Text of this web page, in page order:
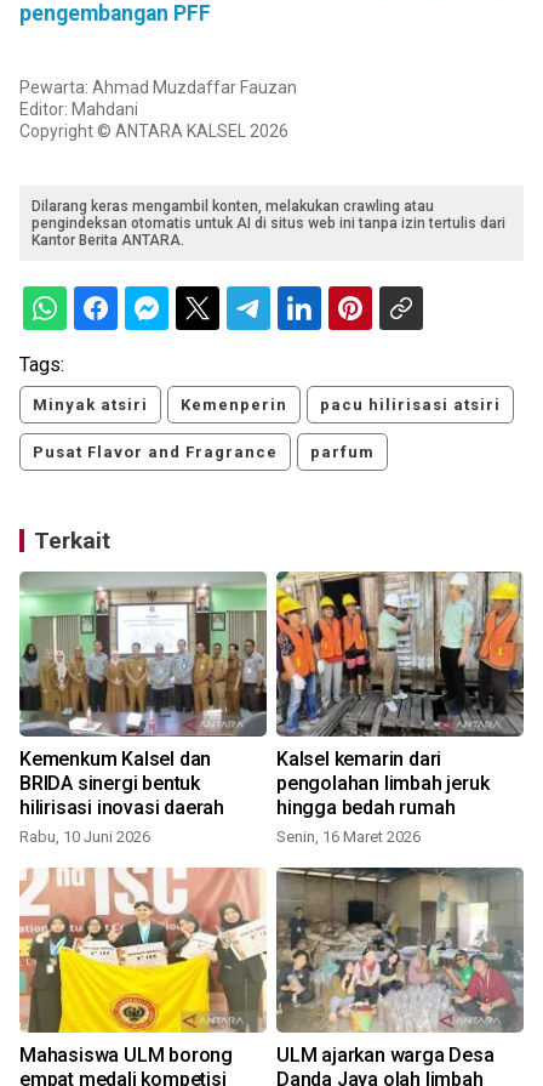
pengembangan PFF
Pewarta: Ahmad Muzdaffar Fauzan
Editor: Mahdani
Copyright © ANTARA KALSEL 2026
Dilarang keras mengambil konten, melakukan crawling atau
pengindeksan otomatis untuk AI di situs web ini tanpa izin tertulis dari
Kantor Berita ANTARA.
Tags:
Minyak atsiri Kemenperin pacu hilirisasi atsiri
Pusat Flavor and Fragrance parfum
Terkait
Kemenkum Kalsel dan
BRIDA sinergi bentuk
hilirisasi inovasi daerah
Rabu, 10 Juni 2026
Kalsel kemarin dari
pengolahan limbah jeruk
hingga bedah rumah
Senin, 16 Maret 2026
Mahasiswa ULM borong
empat medali kompetisi
ULM ajarkan warga Desa
Danda Jaya olah limbah